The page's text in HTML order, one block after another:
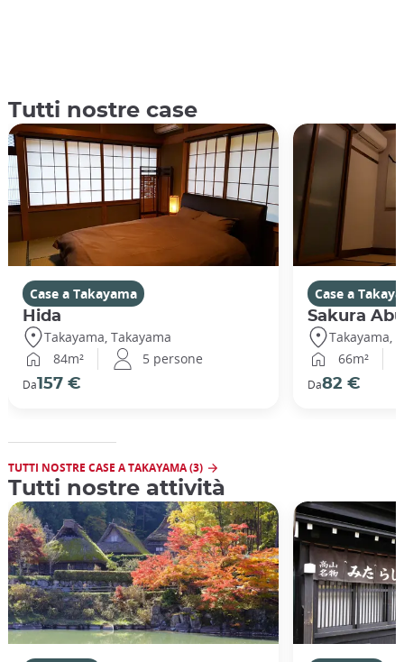
Tutti nostre case
Case a Takayama
Hida
Takayama, Takayama
84m²
5 persone
Da157 €
Case a
Sakura
Takayama,
66m²
Da82 €
TUTTI NOSTRE CASE A TAKAYAMA (3)
Tutti nostre attività